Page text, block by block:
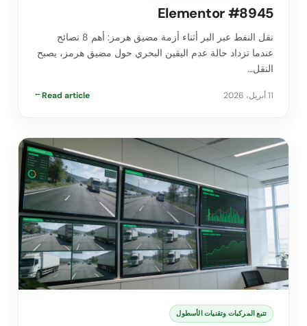
Elementor #8945
نقل النفط عبر البر أثناء أزمة مضيق هرمز: أهم 8 نصائح
عندما تزداد حالة عدم اليقين البحري حول مضيق هرمز، يصبح
النقل…
11 أبريل، 2026 Read article
→
تتبع المركبات وتقنيات الأسطول